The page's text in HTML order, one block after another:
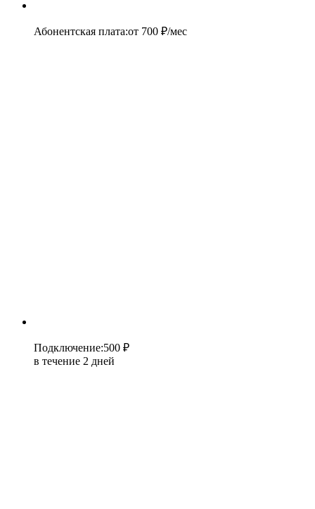
Абонентская плата:от 700 ₽/мес
Подключение:500 ₽
в течение 2 дней